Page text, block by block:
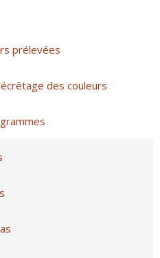
prélevées
des couleurs